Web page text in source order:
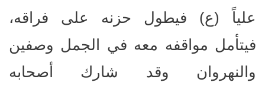
علياً (ع) فيطول حزنه على فراقه،
فيتأمل مواقفه معه في الجمل وصفين
والنهروان وقد شارك أصحابه